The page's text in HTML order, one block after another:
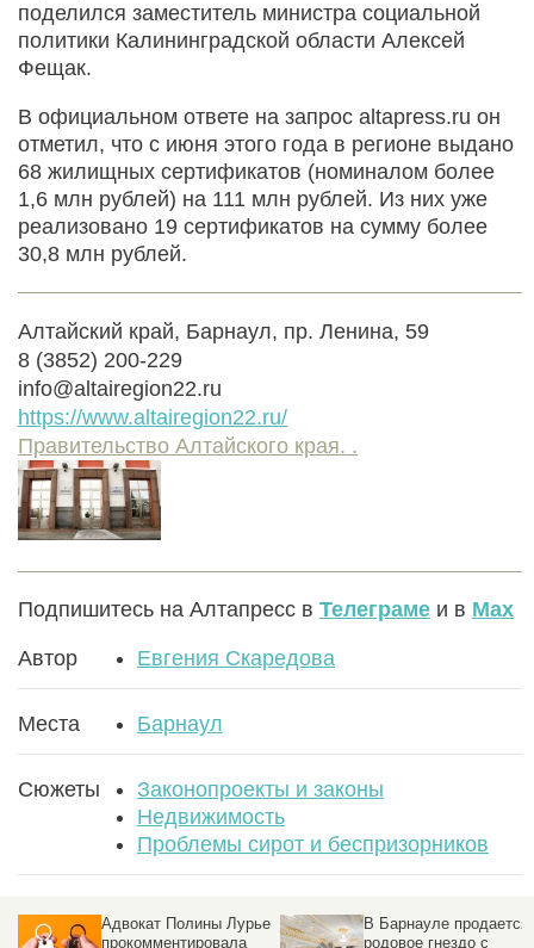
поделился заместитель министра социальной
политики Калининградской области Алексей
Фещак.
В официальном ответе на запрос altapress.ru он
отметил, что с июня этого года в регионе выдано
68 жилищных сертификатов (номиналом более
1,6 млн рублей) на 111 млн рублей. Из них уже
реализовано 19 сертификатов на сумму более
30,8 млн рублей.
Алтайский край, Барнаул, пр. Ленина, 59
8 (3852) 200-229
info@altairegion22.ru
https://www.altairegion22.ru/
Правительство Алтайского края. .
Подпишитесь на Алтапресс в Телеграме и в Max
Автор Евгения Скаредова
Места Барнаул
Сюжеты
Законопроекты и законы
Недвижимость
Проблемы сирот и беспризорников
Адвокат Полины Лурье
прокомментировала
В Барнауле продается
родовое гнездо с